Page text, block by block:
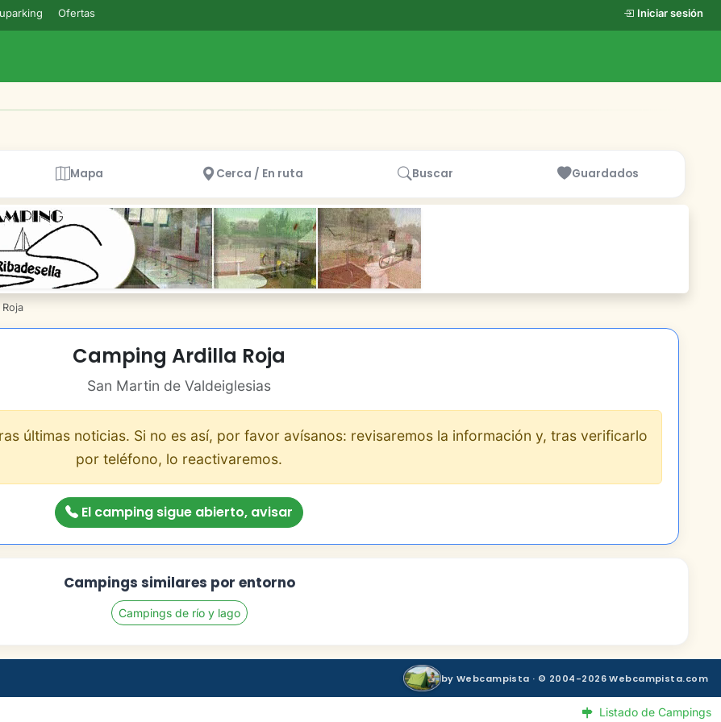
Ofertas Iniciar sesión
Mapa Cerca / En ruta Buscar Guardados
Camping Ardilla Roja
San Martin de Valdeiglesias
últimas noticias. Si no es así, por favor avísanos: revisaremos la información y, tras verificarlo
por teléfono, lo reactivaremos.
El camping sigue abierto, avisar
Campings similares por entorno
Campings de río y lago
by Webcampista · © 2004-2026 Webcampista.com
Listado de Campings